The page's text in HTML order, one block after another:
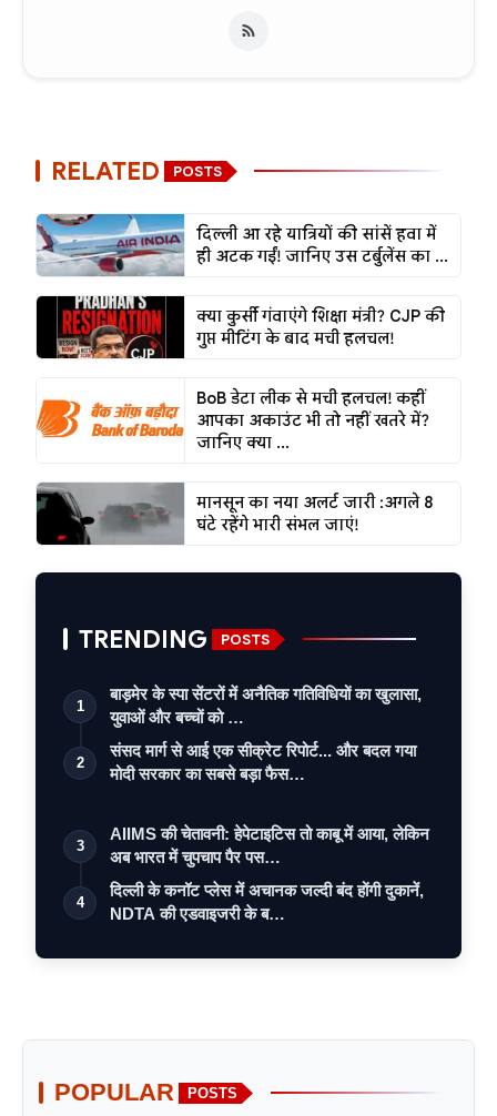
RELATED POSTS
दिल्ली आ रहे यात्रियों की सांसें हवा में
ही अटक गईं! जानिए उस टर्बुलेंस का ...
क्या कुर्सी गंवाएंगे शिक्षा मंत्री? CJP की
गुप्त मीटिंग के बाद मची हलचल!
BoB डेटा लीक से मची हलचल! कहीं
आपका अकाउंट भी तो नहीं खतरे में?
जानिए क्या ...
मानसून का नया अलर्ट जारी :अगले 8
घंटे रहेंगे भारी संभल जाएं!
TRENDING POSTS
1
बाड़मेर के स्पा सेंटरों में अनैतिक गतिविधियों का खुलासा,
युवाओं और बच्चों को …
2
संसद मार्ग से आई एक सीक्रेट रिपोर्ट... और बदल गया
मोदी सरकार का सबसे बड़ा फैस…
3
AIIMS की चेतावनी: हेपेटाइटिस तो काबू में आया, लेकिन
अब भारत में चुपचाप पैर पस…
4
दिल्ली के कनॉट प्लेस में अचानक जल्दी बंद होंगी दुकानें,
NDTA की एडवाइजरी के ब…
POPULAR POSTS